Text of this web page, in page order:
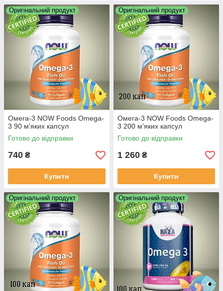
Оригінальний продукт
Омега-3 NOW Foods Omega-
3 90 м'яких капсул
Готово до відправки
740 ₴
Купити
Оригінальний продукт
Омега-3 NOW Foods Omega-
3 200 м'яких капсул
Готово до відправки
1 260 ₴
Купити
Оригінальний продукт Оригінальний продукт